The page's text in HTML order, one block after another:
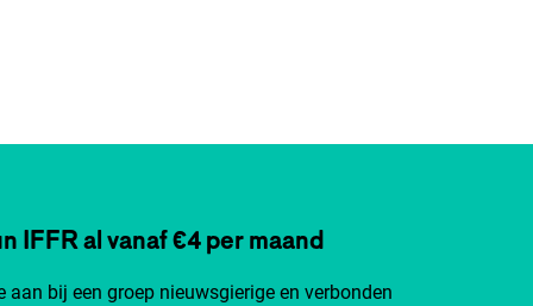
IFFR al vanaf €4 per maand
aan bij een groep nieuwsgierige en verbonden